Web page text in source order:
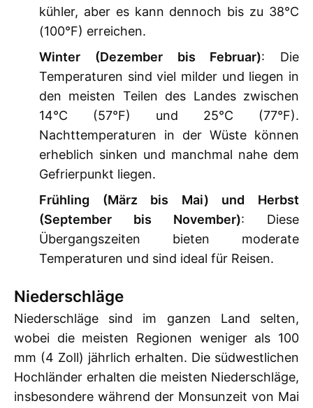
kühler, aber es kann dennoch bis zu 38°C
(100°F) erreichen.
Winter (Dezember bis Februar): Die
Temperaturen sind viel milder und liegen in
den meisten Teilen des Landes zwischen
14°C (57°F) und 25°C (77°F).
Nachttemperaturen in der Wüste können
erheblich sinken und manchmal nahe dem
Gefrierpunkt liegen.
Frühling (März bis Mai) und Herbst
(September bis November): Diese
Übergangszeiten bieten moderate
Temperaturen und sind ideal für Reisen.
Niederschläge
Niederschläge sind im ganzen Land selten,
wobei die meisten Regionen weniger als 100
mm (4 Zoll) jährlich erhalten. Die südwestlichen
Hochländer erhalten die meisten Niederschläge,
insbesondere während der Monsunzeit von Mai